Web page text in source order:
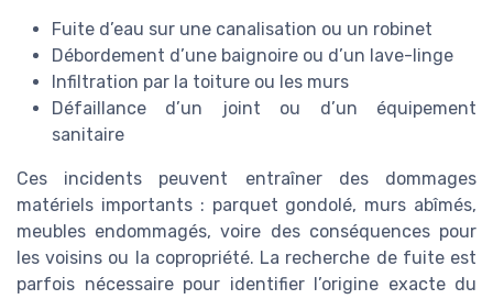
Fuite d’eau sur une canalisation ou un robinet
Débordement d’une baignoire ou d’un lave-linge
Infiltration par la toiture ou les murs
Défaillance d’un joint ou d’un équipement
sanitaire
Ces incidents peuvent entraîner des dommages
matériels importants : parquet gondolé, murs abîmés,
meubles endommagés, voire des conséquences pour
les voisins ou la copropriété. La recherche de fuite est
parfois nécessaire pour identifier l’origine exacte du